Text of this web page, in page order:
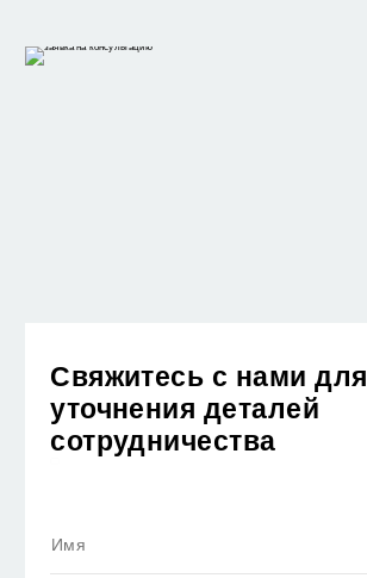
Свяжитесь с нами для
уточнения деталей
сотрудничества